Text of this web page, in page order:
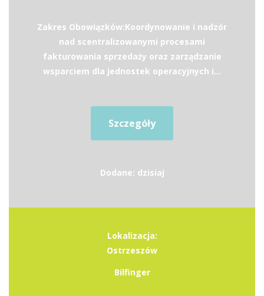
Zakres Obowiązków:Koordynowanie i nadzór
nad scentralizowanymi procesami
fakturowania sprzedaży oraz zarządzanie
wsparciem dla jednostek operacyjnych i...
Szczegóły
Dodane: dzisiaj
Lokalizacja:
Ostrzeszów
Bilfinger